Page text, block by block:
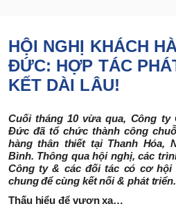
HỘI NGHỊ KHÁCH
ĐỨC: HỢP TÁC
KẾT DÀI LÂU!
Cuối tháng 10 vừa qua, Công ty
Đức đã tổ chức thành công
hàng thân thiết tại Thanh Hóa,
Bình. Thông qua hội nghị, các
Công ty & các đối tác có cơ
chung để cùng kết nối & phát triển.
Thấu hiểu để vươn xa…